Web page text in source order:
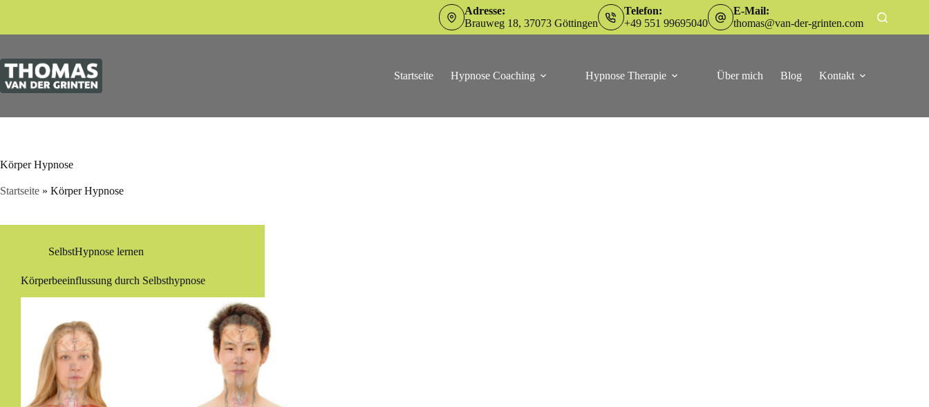
Adresse:
Brauweg 18, 37073 Göttingen
Telefon:
+49 551 99695040
E-Mail:
thomas@van-der-grinten.com
Startseite Hypnose Coaching Hypnose Therapie Über mich Blog Kontakt
Körper Hypnose
Startseite » Körper Hypnose
SelbstHypnose lernen
Körperbeeinflussung durch Selbsthypnose